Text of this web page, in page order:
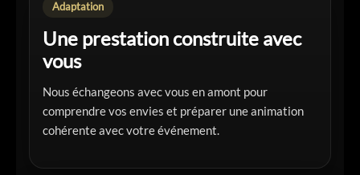
Adaptation
Une prestation construite avec
vous
Nous échangeons avec vous en amont pour
comprendre vos envies et préparer une animation
cohérente avec votre événement.